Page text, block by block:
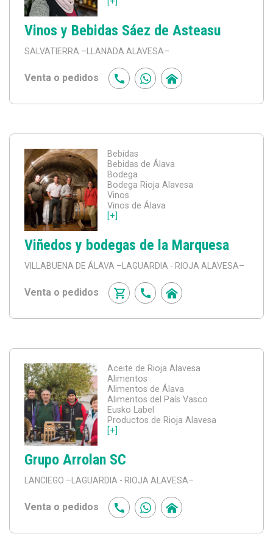
Vinos y Bebidas Sáez de Asteasu
SALVATIERRA –LLANADA ALAVESA–
Venta o pedidos
Bebidas
Bebidas de Álava
Bodega
Bodega Rioja Alavesa
Vinos
Vinos de Álava
[+]
Viñedos y bodegas de la Marquesa
VILLABUENA DE ÁLAVA –LAGUARDIA - RIOJA ALAVESA–
Venta o pedidos
Aceite de Rioja Alavesa
Alimentos
Alimentos de Álava
Alimentos del País Vasco
Eusko Label
Productos de Rioja Alavesa
[+]
Grupo Arrolan SC
LANCIEGO –LAGUARDIA - RIOJA ALAVESA–
Venta o pedidos